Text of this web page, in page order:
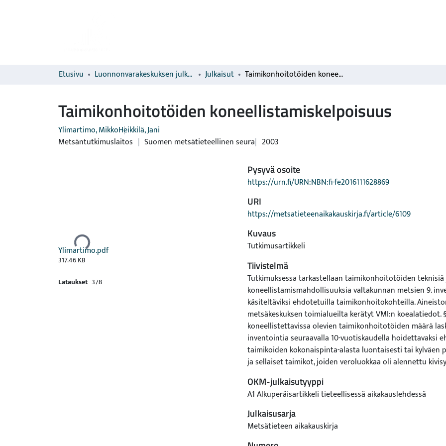
Etusivu Luonnonvarakeskuksen julkaisut Julkaisut Taimikonhoitotöiden koneellistamiskelpoisuus
Taimikonhoitotöiden koneellistamiskelpoisuus
Ylimartimo, MikkoHeikkilä, Jani
Metsäntutkimuslaitos | Suomen metsätieteellinen seura 2003
Ladataan...
Ylimartimo.pdf
317.46 KB
Lataukset 378
Pysyvä osoite
https://urn.fi/URN:NBN:fi-fe2016111628869
URI
https://metsatieteenaikakauskirja.fi/article/6109
Kuvaus
Tutkimusartikkeli
Tiivistelmä
Tutkimuksessa tarkastellaan taimikonhoitotöiden
koneellistamismahdollisuuksia valtakunnan metsien 9.
käsiteltäviksi ehdotetuilla taimikonhoitokohteilla.
metsäkeskuksen toimialueilta kerätyt VMI:n koealatiedot.
koneellistettavissa olevien taimikonhoitotöiden määrä
inventointia seuraavalla 10-vuotiskaudella hoidettavaksi
taimikoiden kokonaispinta-alasta luontaisesti tai
ja sellaiset taimikot, joiden veroluokkaa oli alennettu
991 700 ha (68 % kaikista esitetyistä taimikonhoitotöistä).
Koneellistamiskelpoisten töiden osuus oli
ehdotettujen töiden pinta-alasta. Kohteista 71 % oli
joiden pituus ylittää 1,3 m. §§ Teknisesti ja taloudellisesti
olevien taimikonhoitotöiden pinta-ala laskettiin
OKM-julkaisutyyppi
A1 Alkuperäisartikkeli tieteellisessä aikakauslehdessä
Julkaisusarja
Metsätieteen aikakauskirja